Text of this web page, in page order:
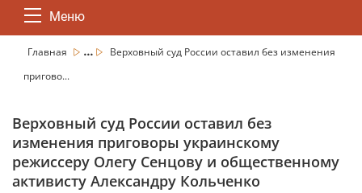
Меню
Главная ...
Верховный суд России оставил без изменения
пригово...
Верховный суд России оставил без
изменения приговоры украинскому
режиссеру Олегу Сенцову и общественному
активисту Александру Кольченко